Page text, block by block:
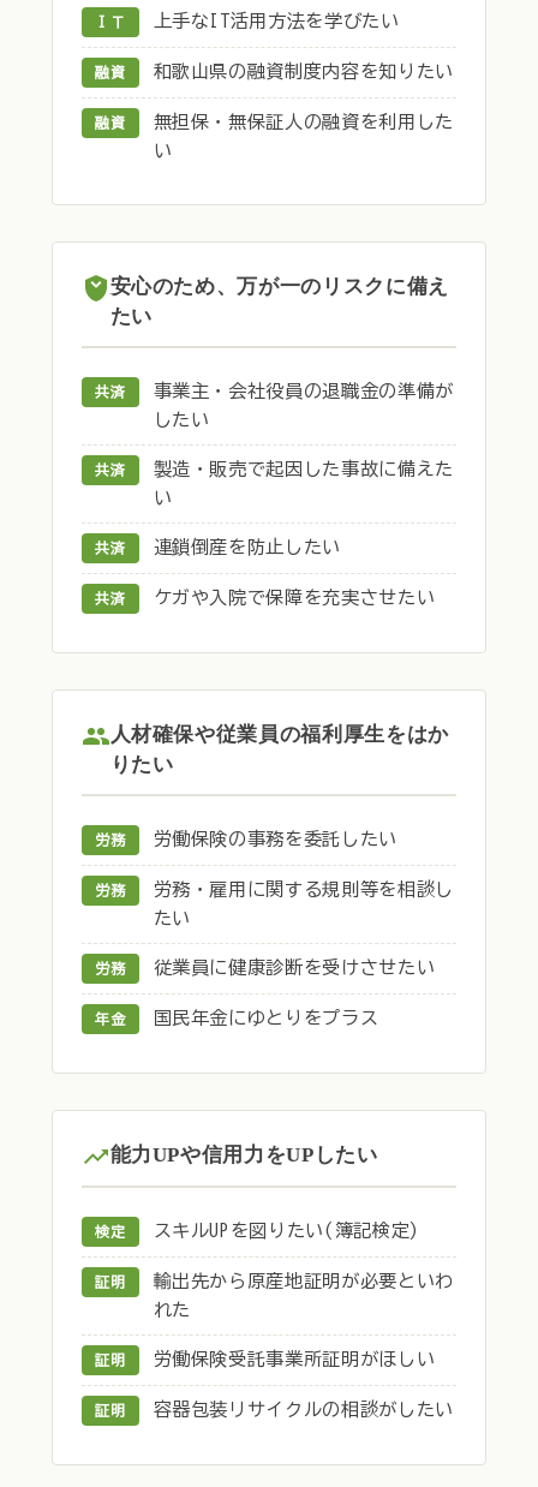
ＩＴ 上手なIT活用方法を学びたい
融資 和歌山県の融資制度内容を知りたい
融資
無担保・無保証人の融資を利用した
い
安心のため、万が一のリスクに備え
たい
共済
事業主・会社役員の退職金の準備が
したい
共済
製造・販売で起因した事故に備えた
い
共済 連鎖倒産を防止したい
共済 ケガや入院で保障を充実させたい
人材確保や従業員の福利厚生をはか
りたい
労務 労働保険の事務を委託したい
労務
労務・雇用に関する規則等を相談し
たい
労務 従業員に健康診断を受けさせたい
年金 国民年金にゆとりをプラス
能力UPや信用力をUPしたい
検定 スキルUPを図りたい(簿記検定)
証明
輸出先から原産地証明が必要といわ
れた
証明 労働保険受託事業所証明がほしい
証明 容器包装リサイクルの相談がしたい